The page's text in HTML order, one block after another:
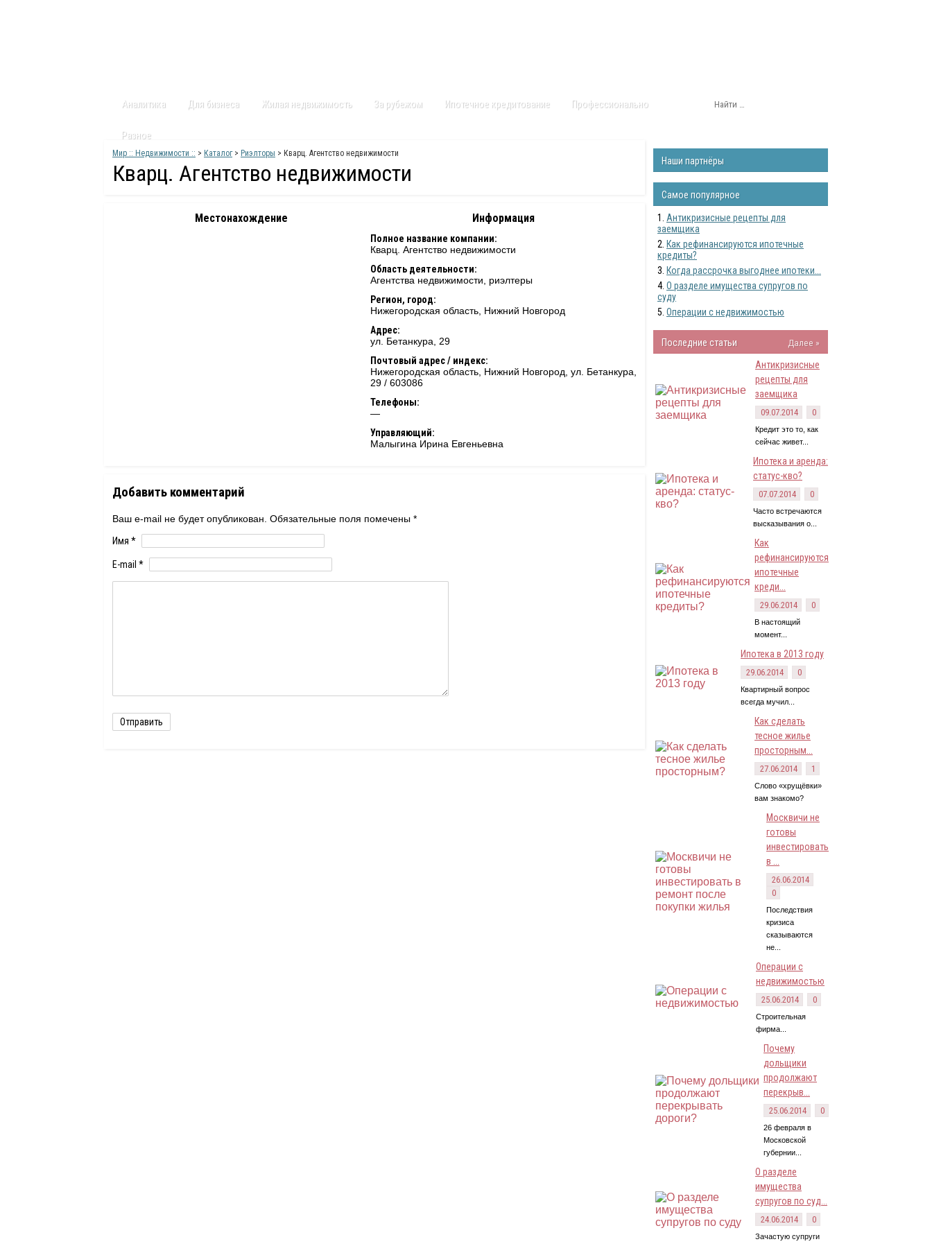
Аналитика Для бизнеса Жилая недвижимость За рубежом Ипотечное кредитование Профессионально
Разное
Мир :: Недвижимости :: > Каталог> Риэлторы > Кварц. Агентство недвижимости
Кварц. Агентство недвижимости
Местонахождение Информация
Полное название компании:
Кварц. Агентство недвижимости
Область деятельности:
Агентства недвижимости, риэлтеры
Регион, город:
Нижегородская область Нижний Новгород
Адрес:
ул. Бетанкура, 29
Почтовый адрес / индекс:
Нижегородская область, Нижний Новгород, ул. Бетанкура,
29 / 603086
Телефоны:
—
Управляющий:
Малыгина Ирина Евгеньевна
Добавить комментарий
Ваш e-mail не будет опубликован. Обязательные поля помечены *
Имя *
E-mail *
Наши партнёры
Самое популярное
Антикризисные рецепты для
заемщика
Как рефинансируются ипотечные
кредиты?
Когда рассрочка выгоднее ипотеки...
О разделе имущества супругов по
суду
Операции с недвижимостью
Последние статьи
Далее »
Антикризисные
рецепты для
заемщика
09.07.2014 0
Кредит это то, как
сейчас живет...
Ипотека и аренда:
статус-кво?
07.07.2014 0
Часто встречаются
высказывания о...
Как
рефинансируются
ипотечные
креди...
29.06.2014 0
В настоящий
момент...
Ипотека в 2013 году
29.06.2014 0
Квартирный вопрос
всегда мучил...
Как сделать
тесное жилье
просторным...
27.06.2014 1
Слово «хрущёвки»
вам знакомо?
Москвичи не
готовы
инвестировать
в ...
26.06.2014
0
Последствия
кризиса
сказываются
не...
Операции с
недвижимостью
25.06.2014 0
Строительная
фирма...
Почему
дольщики
продолжают
перекрыв...
25.06.2014 0
26 февраля в
Московской
губернии...
О разделе
имущества
супругов по суд...
24.06.2014 0
Зачастую супруги